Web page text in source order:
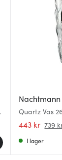
Nachtmann
Quartz Vas
443 kr 739
I lager